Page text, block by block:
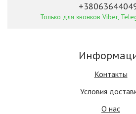
Только для звонков Viber,
Контакты
Условия
О нас